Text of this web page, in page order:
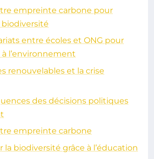
empreinte carbone pour
entre écoles et ONG pour
à l’environnement
renouvelables et la crise
des décisions politiques
empreinte carbone
la biodiversité grâce à l’éducation